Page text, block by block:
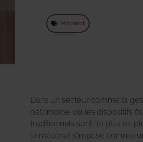
Mécénat
Dans un secteur comme la
patrimoine, où les dispositifs
traditionnels sont de plus en
le mécénat s’impose comme